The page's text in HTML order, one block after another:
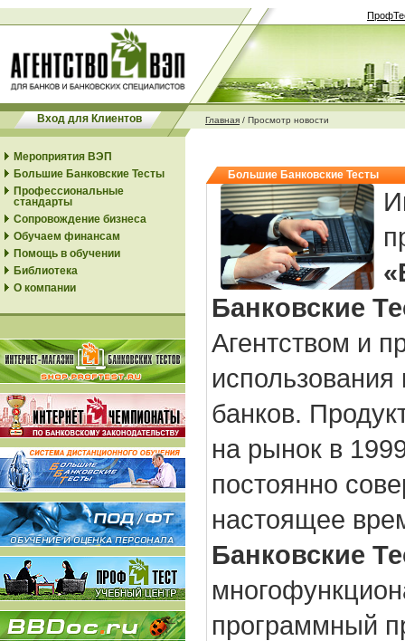
Вход для Клиентов Главная / Просмотр новости
Мероприятия ВЭП
Большие Банковские Тесты
Профессиональные
стандарты
Сопровождение бизнеса
Обучаем финансам
Помощь в обучении
Библиотека
О компании
Большие Банковские Тесты
Банковские
Агентством и
использования
банков.
на рынок в
постоянно
настоящее
Банковские
программный